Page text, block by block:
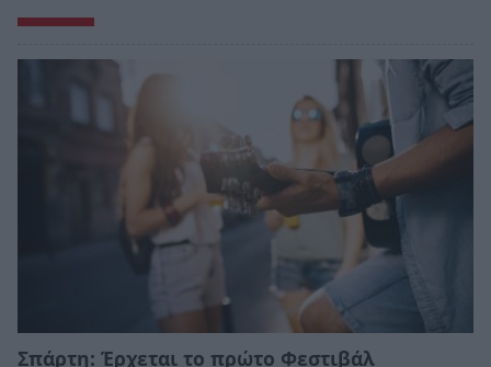
Σπάρτη: Έρχεται το πρώτο Φεστιβάλ